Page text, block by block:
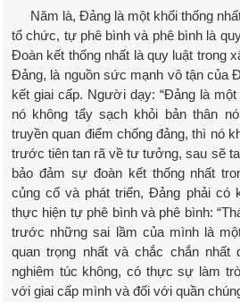
Năm là, Đảng là một khối thống
tổ chức, tự phê bình và phê bình là
Đoàn kết thống nhất là quy luật trong
Đảng, là nguồn sức mạnh vô tận của
kết giai cấp. Người dạy: “Đảng là
nó không tẩy sạch khỏi bản thân
truyền quan điểm chống đảng, thì nó
trước tiên tan rã về tư tưởng, sau sẽ
bảo đảm sự đoàn kết thống nhất
củng cố và phát triển, Đảng phải có
thực hiện tự phê bình và phê bình:
trước những sai lầm của mình là
quan trọng nhất và chắc chắn
nghiêm túc không, có thực sự làm
với giai cấp mình và đối với quần